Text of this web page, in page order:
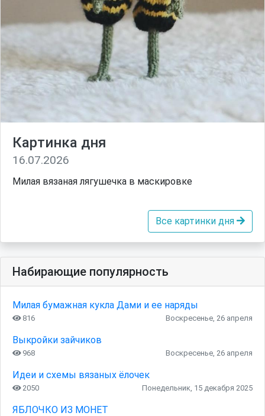
Картинка дня
16.07.2026
Милая вязаная лягушечка в маскировке
Все картинки дня
Набирающие популярность
Милая бумажная кукла Дами и ее наряды
816 Воскресенье, 26 апреля
Выкройки зайчиков
968 Воскресенье, 26 апреля
Идеи и схемы вязаных ёлочек
2050 Понедельник, 15 декабря 2025
ЯБЛОЧКО ИЗ МОНЕТ